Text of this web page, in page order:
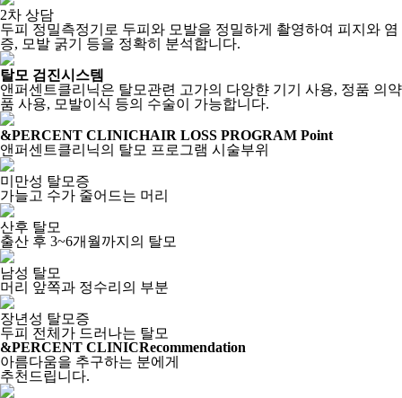
2차 상담
두피 정밀측정기로 두피와 모발을 정밀하게 촬영하여 피지와 염
증, 모발 굵기 등을 정확히 분석합니다.
탈모 검진시스템
앤퍼센트클리닉은 탈모관련 고가의 다앙햔 기기 사용, 정품 의약
품 사용, 모발이식 등의 수술이 가능합니다.
&PERCENT CLINICHAIR LOSS PROGRAM Point
앤퍼센트클리닉의 탈모 프로그램 시술부위
미만성 탈모증
가늘고 수가 줄어드는 머리
산후 탈모
출산 후 3~6개월까지의 탈모
남성 탈모
머리 앞쪽과 정수리의 부분
장년성 탈모증
두피 전체가 드러나는 탈모
&PERCENT CLINICRecommendation
아름다움을 추구하는 분에게
추천드립니다.